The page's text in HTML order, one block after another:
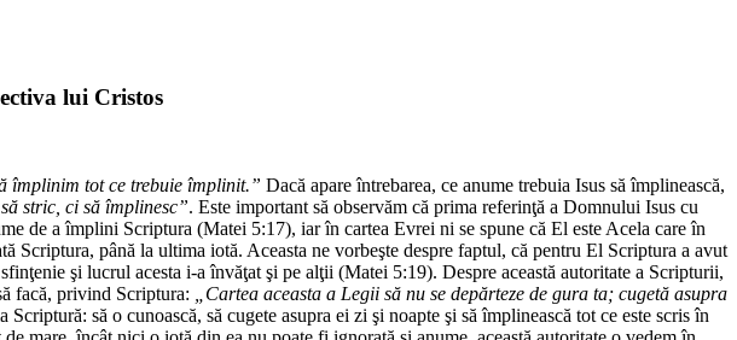
lui Cristos
împlinim tot ce trebuie împlinit.” Dacă apare întrebarea, ce anume trebuia Isus să împlinească,
stric, ci să împlinesc”. Este important să observăm că prima referinţă a Domnului Isus cu
de a împlini Scriptura (Matei 5:17), iar în cartea Evrei ni se spune că El este Acela care în
până la ultima iotă. Aceasta ne vorbeşte despre faptul, că pentru El Scriptura a avut
şi lucrul acesta i-a învăţat şi pe alţii (Matei 5:19). Despre această autoritate a Scripturii,
facă, privind Scriptura:
Cartea aceasta a Legii să nu se depărteze de gura ta; cugetă asupra
să o cunoască, să cugete asupra ei zi şi noapte şi să împlinească tot ce este scris în